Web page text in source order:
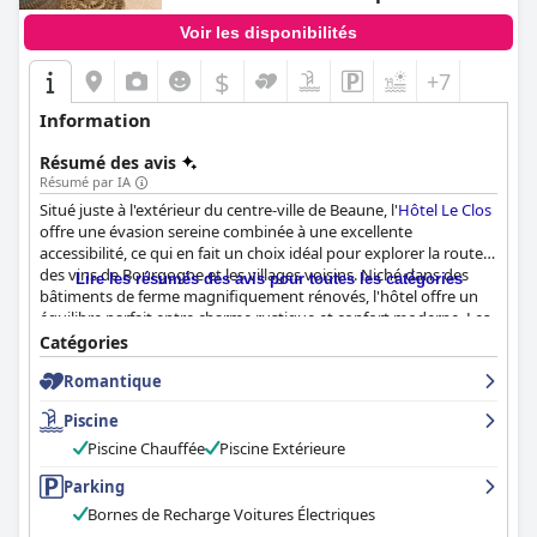
Voir les disponibilités
$ +7
Information
Résumé des avis
Résumé par IA
Situé juste à l'extérieur du centre-ville de Beaune, l'Hôtel Le Clos
offre une évasion sereine combinée à une excellente
accessibilité, ce qui en fait un choix idéal pour explorer la route
des vins de Bourgogne et les villages voisins. Niché dans des
bâtiments de ferme magnifiquement rénovés, l'hôtel offre un
équilibre parfait entre charme rustique et confort moderne. Les
clients apprécient souvent son atmosphère paisible et tranquille
malgré sa proximité avec les principales autoroutes.
Le petit-déjeuner de l'hôtel est un point fort, salué pour sa
sélection vaste et de haute qualité. Les clients apprécient de
dîner dans le jardin pittoresque ou sur la terrasse, le cadre
petit-déjeuner un peu cher, le consensus général est que c'est
une indulgence qui en vaut la peine, avec des ingrédients frais et
Lire les résumés des avis pour toutes les catégories
Catégories
Romantique
Piscine
Piscine Chauffée
Piscine Extérieure
Parking
Bornes de Recharge Voitures Électriques